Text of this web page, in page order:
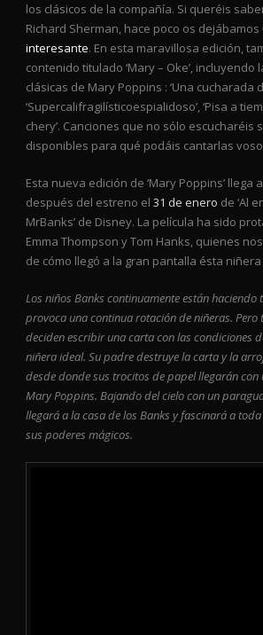
los clásicos de la compañía. Si queréis
Richard Sherman, hace poco os dejábamos
interesante. En esta maravillosa edición,
contenido titulado ‘Mary – Oke’, incluyendo
clásicas de Mary Poppins : ‘Una cucharada
‘Supercalifragilísticoespialidoso’, ‘Pisa a
chery’. Canciones que no sólo escucharéis
disponibles para qué podáis cantarlas
Esta nueva edición de ‘Mary Poppins’ llega
después del estreno el 31 de enero de ‘Al
MrBanks’ de Disney. La película ha sido
Emma Thompson y Tom Hanks, quienes
de cómo llegó a la gran pantalla ésta
Los niños Banks continuamente están haciendo
provoca una continua rotación de niñeras.
deciden escribir una carta con las condiciones
niñera ideal. Su padre destruye la carta y la
desde donde sus trocitos de papel llegarán con
Mary Poppins. Bajando del cielo con un
llegará a la casa de los Banks y fascinará a
sus poderes mágicos.